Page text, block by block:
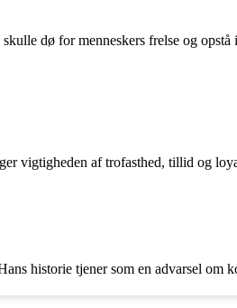
dø for menneskers frelse og
vigtigheden af ​​trofasthed, tillid og
historie tjener som en advarsel om